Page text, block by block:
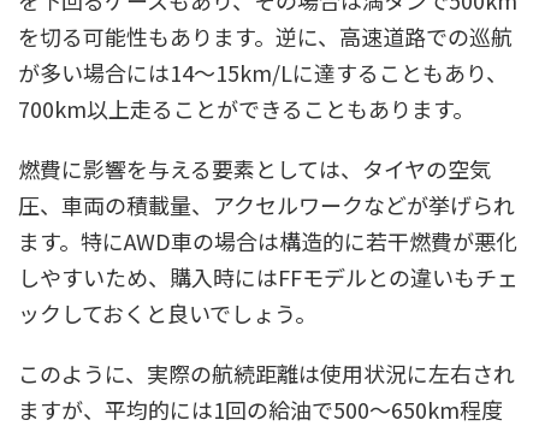
を切る可能性もあります。逆に、高速道路での巡航
が多い場合には14〜15km/Lに達することもあり、
700km以上走ることができることもあります。
燃費に影響を与える要素としては、タイヤの空気
圧、車両の積載量、アクセルワークなどが挙げられ
ます。特にAWD車の場合は構造的に若干燃費が悪化
しやすいため、購入時にはFFモデルとの違いもチェ
ックしておくと良いでしょう。
このように、実際の航続距離は使用状況に左右され
ますが、平均的には1回の給油で500～650km程度